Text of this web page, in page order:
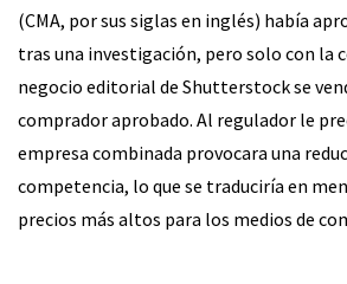
(CMA, por sus siglas en inglés) había
tras una investigación, pero solo con la
negocio editorial de Shutterstock se
comprador aprobado. Al regulador le
empresa combinada provocara una
competencia, lo que se traduciría en
precios más altos para los medios de